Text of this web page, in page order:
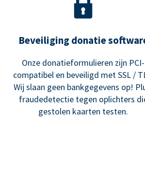
Beveiliging donatie
Onze donatieformulieren zijn PCI-
compatibel en beveiligd met SSL /
Wij slaan geen bankgegevens op!
fraudedetectie tegen oplichters
gestolen kaarten testen.